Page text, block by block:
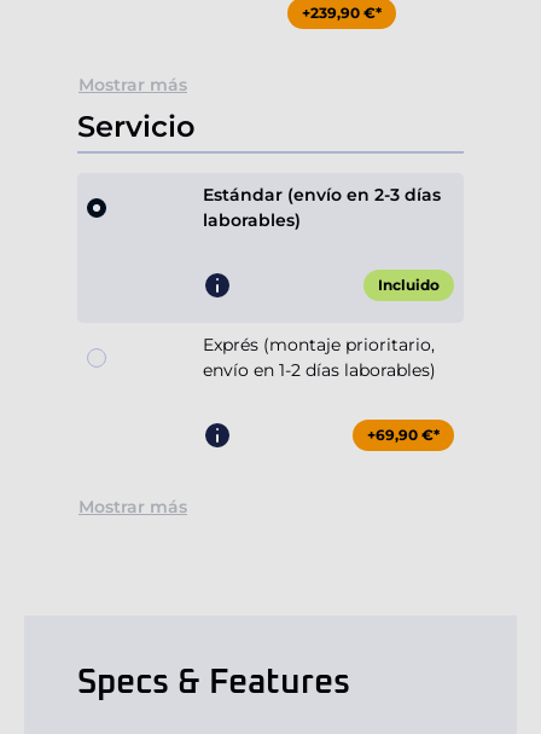
+239,90 €*
Mostrar más
Servicio
Estándar (envío en 2-3 días
laborables)
Incluido
Exprés (montaje prioritario,
envío en 1-2 días laborables)
+69,90 €*
Mostrar más
Specs & Features